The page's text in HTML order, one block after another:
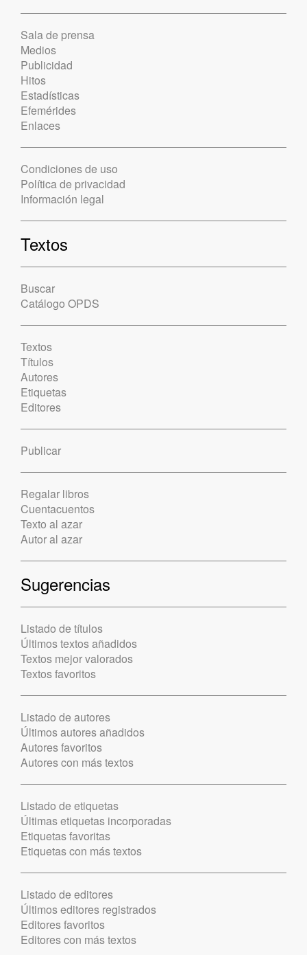
Sala de prensa
Medios
Publicidad
Hitos
Estadísticas
Efemérides
Enlaces
Condiciones de uso
Política de privacidad
Información legal
Textos
Buscar
Catálogo OPDS
Textos
Títulos
Autores
Etiquetas
Editores
Publicar
Regalar libros
Cuentacuentos
Texto al azar
Autor al azar
Sugerencias
Listado de títulos
Últimos textos añadidos
Textos mejor valorados
Textos favoritos
Listado de autores
Últimos autores añadidos
Autores favoritos
Autores con más textos
Listado de etiquetas
Últimas etiquetas incorporadas
Etiquetas favoritas
Etiquetas con más textos
Listado de editores
Últimos editores registrados
Editores favoritos
Editores con más textos